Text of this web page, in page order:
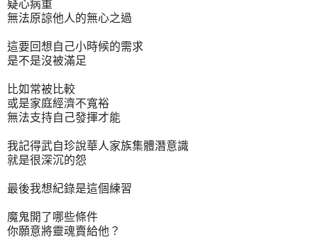
疑心病重
無法原諒他人的無心之過
這要回想自己小時候的需求
是不是沒被滿足
比如常被比較
或是家庭經濟不寬裕
無法支持自己發揮才能
我記得武自珍說華人家族集體潛意識
就是很深沉的怨
最後我想紀錄是這個練習
魔鬼開了哪些條件
你願意將靈魂賣給他？